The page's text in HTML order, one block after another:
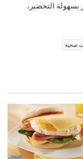
بسهولة التحضير،
صحية